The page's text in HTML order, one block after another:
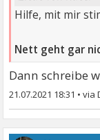
Hilfe, mit mir
Nett geht gar
Dann schreibe
21.07.2021 18:31 •